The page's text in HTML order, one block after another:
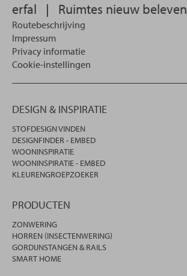
erfal | Ruimtes nieuw beleven
Routebeschrijving
Impressum
Privacy informatie
Cookie-instellingen
DESIGN & INSPIRATIE
STOFDESIGN VINDEN
DESIGNFINDER - EMBED
WOONINSPIRATIE
WOONINSPIRATIE - EMBED
KLEURENGROEPZOEKER
PRODUCTEN
ZONWERING
HORREN (INSECTENWERING)
GORDIJNSTANGEN & RAILS
SMART HOME